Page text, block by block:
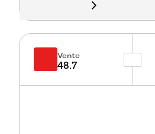
Vente
48.7